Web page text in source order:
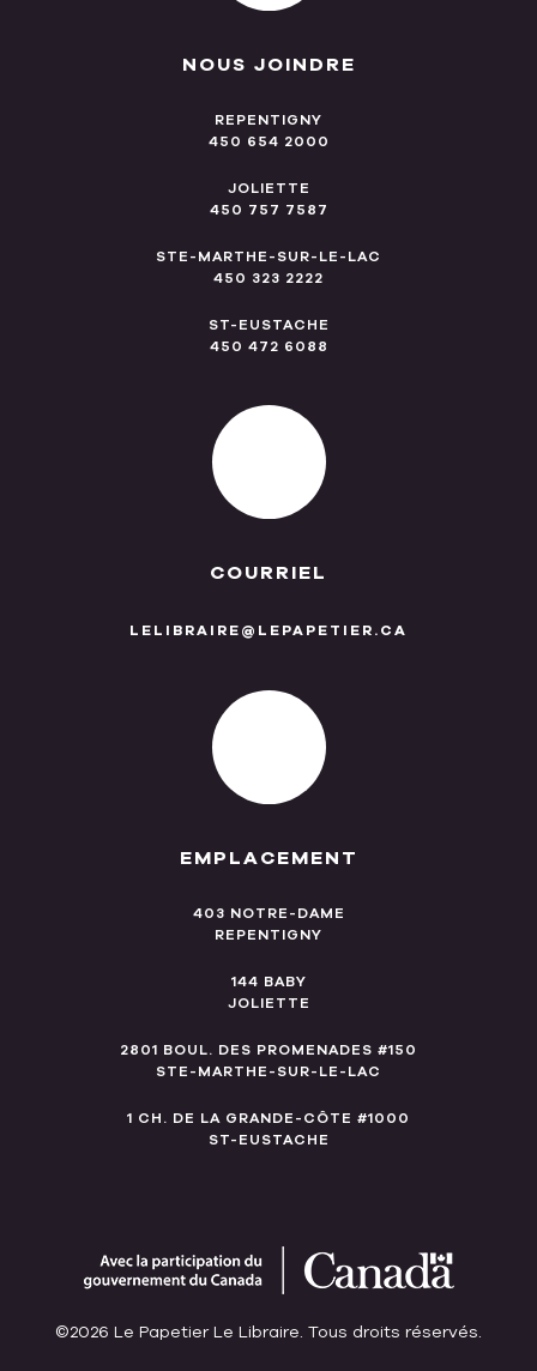
NOUS JOINDRE
REPENTIGNY
450 654 2000
JOLIETTE
450 757 7587
STE-MARTHE-SUR-LE-LAC
450 323 2222
ST-EUSTACHE
450 472 6088
COURRIEL
LELIBRAIRE@LEPAPETIER.CA
EMPLACEMENT
403 NOTRE-DAME
REPENTIGNY
144 BABY
JOLIETTE
2801 BOUL. DES PROMENADES #150
STE-MARTHE-SUR-LE-LAC
1 CH. DE LA GRANDE-CÔTE #1000
ST-EUSTACHE
©2026 Le Papetier Le Libraire. Tous droits réservés.